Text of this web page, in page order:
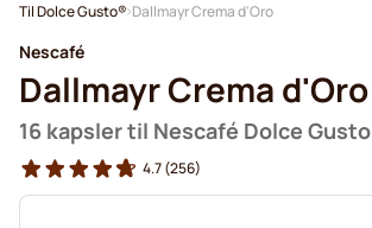
Til Dolce Gusto® Dallmayr Crema d'Oro
Nescafé
Dallmayr Crema d'Oro
16 kapsler til Nescafé Dolce Gusto
4.7(256)